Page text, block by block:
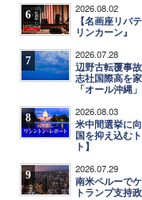
6 2026.08.02
【名画座リバ
リンカーン』
7 2026.07.28
辺野古転覆事
志社国際高を
「オール沖縄
8 2026.08.03
米中間選挙に
国を抑え込む
ト】
9 2026.07.29
南米ペルーで
トランプ支持